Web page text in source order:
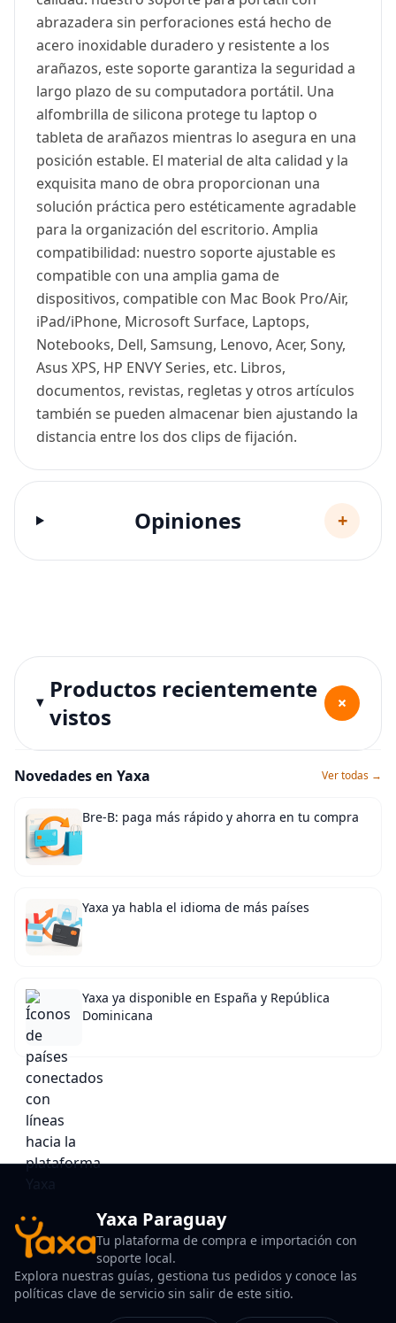
abrazadera sin perforaciones está hecho de
acero inoxidable duradero y resistente a los
arañazos, este soporte garantiza la seguridad a
largo plazo de su computadora portátil. Una
alfombrilla de silicona protege tu laptop o
tableta de arañazos mientras lo asegura en una
posición estable. El material de alta calidad y la
exquisita mano de obra proporcionan una
solución práctica pero estéticamente agradable
para la organización del escritorio. Amplia
compatibilidad: nuestro soporte ajustable es
compatible con una amplia gama de
dispositivos, compatible con Mac Book Pro/Air,
iPad/iPhone, Microsoft Surface, Laptops,
Notebooks, Dell, Samsung, Lenovo, Acer, Sony,
Asus XPS, HP ENVY Series, etc. Libros,
documentos, revistas, regletas y otros artículos
también se pueden almacenar bien ajustando la
distancia entre los dos clips de fijación.
Opiniones +
Productos recientemente
vistos
+
Novedades en Yaxa Ver todas →
Bre-B: paga más rápido y ahorra en tu compra
Yaxa ya habla el idioma de más países
Yaxa ya disponible en España y República
Dominicana
Yaxa Paraguay
Tu plataforma de compra e importación con
soporte local.
Explora nuestras guías, gestiona tus pedidos y conoce las
políticas clave de servicio sin salir de este sitio.